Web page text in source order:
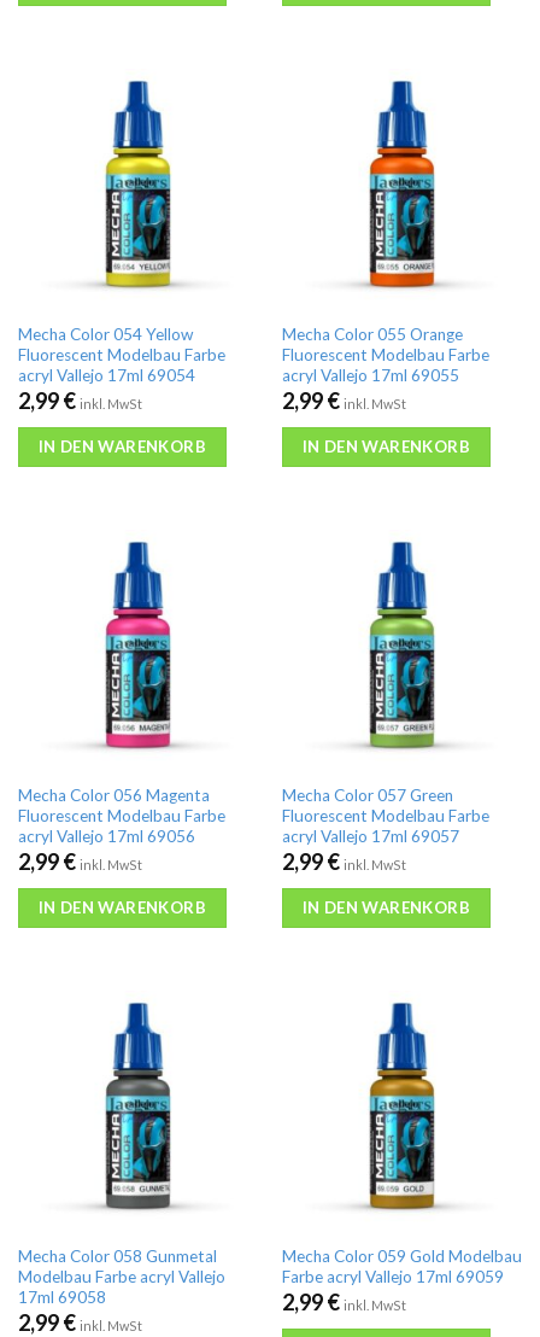
Mecha Color 054 Yellow
Fluorescent Modelbau Farbe
acryl Vallejo 17ml 69054
2,99€ inkl. MwSt
IN DEN WARENKORB
Mecha Color 055 Orange
Fluorescent Modelbau Farbe
acryl Vallejo 17ml 69055
2,99€ inkl. MwSt
IN DEN WARENKORB
Mecha Color 056 Magenta
Fluorescent Modelbau Farbe
acryl Vallejo 17ml 69056
2,99€ inkl. MwSt
IN DEN WARENKORB
Mecha Color 057 Green
Fluorescent Modelbau Farbe
acryl Vallejo 17ml 69057
2,99€ inkl. MwSt
IN DEN WARENKORB
Mecha Color 058 Gunmetal
Modelbau Farbe acryl Vallejo
17ml 69058
2,99€ inkl. MwSt
Mecha Color 059 Gold Modelbau
Farbe acryl Vallejo 17ml 69059
2,99€ inkl. MwSt